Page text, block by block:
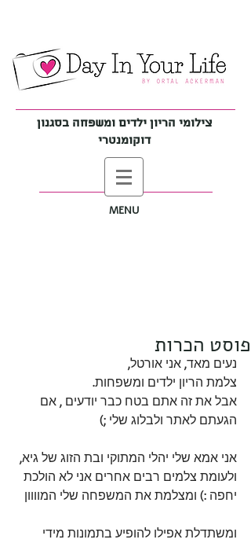
צילומי הריון ילדים ומשפחה בסגנון
דוקומנטרי
MENU
פוסט הכרות
נעים מאד, אני אורטל,
צלמת הריון ילדים ומשפחות.
אבל את זה אתם בטח כבר יודעים , אם
הגעתם לאתר ולבלוג שלי ;)
אני אמא שלי יהלי המתוקי ובת הזוג של גיא,
ולעומת צלמים רבים אחרים אני לא הולכת
יחפה :) ומצלמת את המשפחה שלי המוווון
ומשתדלת אפילו להופיע בתמונות מידי